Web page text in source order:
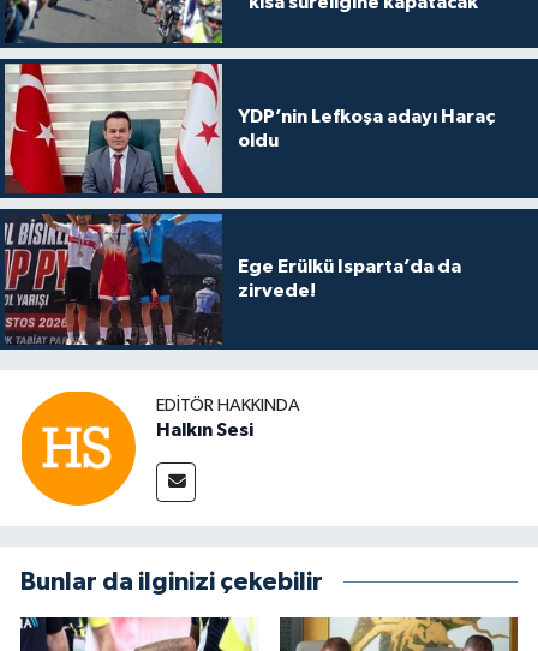
YDP’nin Lefkoşa adayı Haraç
oldu
Ege Erülkü Isparta’da da
zirvede!
EDITÖR HAKKINDA
Halkın Sesi
Bunlar da ilginizi çekebilir